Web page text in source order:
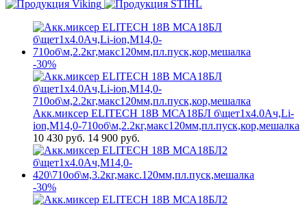
-30%
Акк.миксер ELITECH 18В МСА18БЛ б\щет1х4.0Ач,Li-
ion,М14,0-710об\м,2.2кг,макс120мм,пл.пуск,кор,мешалка
10 430 руб. 14 900 руб.
-30%